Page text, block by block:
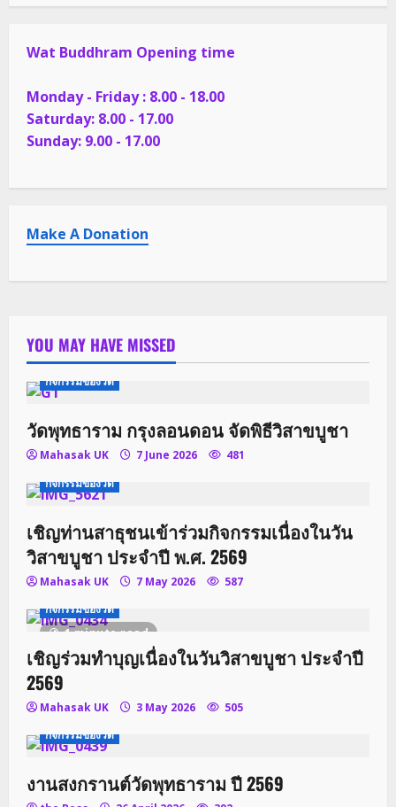
Wat Buddhram Opening time
Monday - Friday : 8.00 - 18.00
Saturday: 8.00 - 17.00
Sunday: 9.00 - 17.00
Make A Donation
YOU MAY HAVE MISSED
กิจกรรมของวัด
วัดพุทธาราม กรุงลอนดอน จัดพิธีวิสาขบูชา
Mahasak UK 7 June 2026
481
กิจกรรมของวัด
เชิญท่านสาธุชนเข้าร่วมกิจกรรมเนื่องในวัน
วิสาขบูชา ประจำปี พ.ศ. 2569
Mahasak UK 7 May 2026 587
1 minute read
กิจกรรมของวัด
เชิญร่วมทำบุญเนื่องในวันวิสาขบูชา ประจำปี
2569
Mahasak UK 3 May 2026
505
กิจกรรมของวัด
งานสงกรานต์วัดพุทธาราม ปี 2569